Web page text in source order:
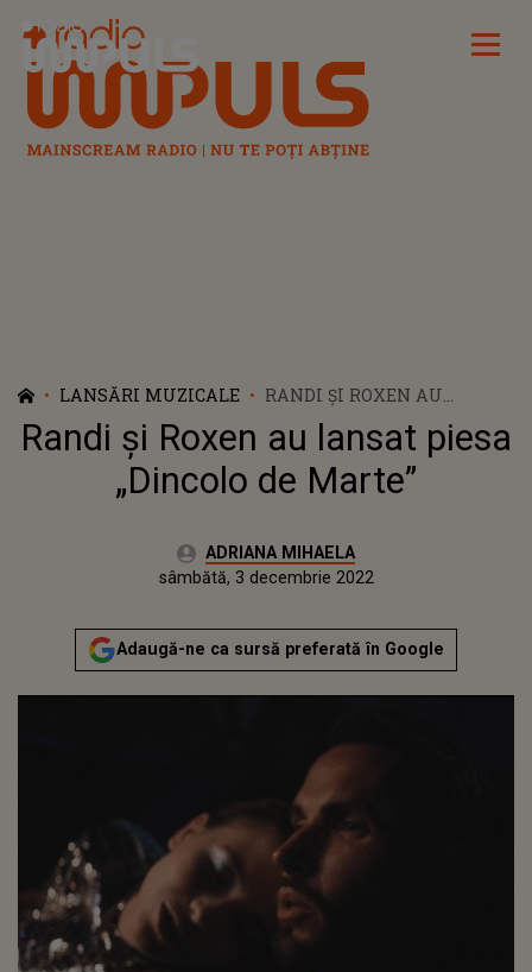
Radio Impuls
LANSĂRI MUZICALE
RANDI ȘI ROXEN AU
LANSAT PIESA „DINCOLO DE
MARTE”
Randi și Roxen au lansat piesa
„Dincolo de Marte”
Autor:ADRIANA MIHAELA
vineri, 3 decembrie 2021
Actualizat:
sâmbătă, 3 decembrie 2022
Adaugă-ne ca sursă preferată în Google